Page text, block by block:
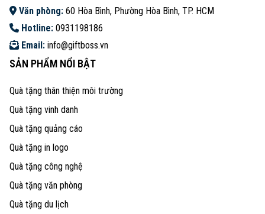
Văn phòng: 60 Hòa Bình, Phường Hòa Bình, TP. HCM
Hotline: 0931198186
Email: info@giftboss.vn
SẢN PHẨM NỔI BẬT
Quà tặng thân thiện môi trường
Quà tặng vinh danh
Quà tặng quảng cáo
Quà tặng in logo
Quà tặng công nghệ
Quà tặng văn phòng
Quà tặng du lịch